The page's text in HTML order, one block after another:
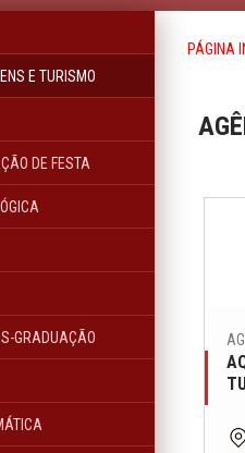
PÁGINA
E TURISMO
DE FESTA
GRADUAÇÃO